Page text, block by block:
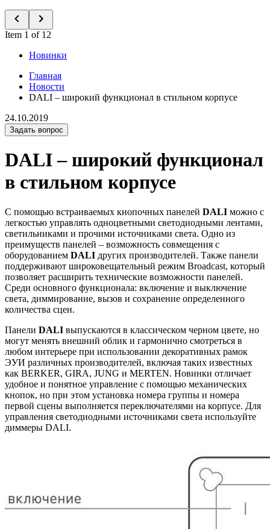
Item 1 of 12
Новинки
Главная
Новости
DALI – широкий функционал в стильном корпусе
24.10.2019
Задать вопрос
DALI – широкий функционал
в стильном корпусе
С помощью встраиваемых кнопочных панелей DALI можно с
легкостью управлять одноцветными светодиодными лентами,
светильниками и прочими источниками света. Одно из
преимуществ панелей – возможность совмещения с
оборудованием DALI других производителей. Также панели
поддерживают широковещательный режим Broadcast, который
позволяет расширить технические возможности панелей.
Среди основного функционала: включение и выключение
света, диммирование, вызов и сохранение определенного
количества сцен.
Панели DALI выпускаются в классическом черном цвете, но
могут менять внешний облик и гармонично смотреться в
любом интерьере при использовании декоративных рамок
ЭУИ различных производителей, включая таких известных
как BERKER, GIRA, JUNG и MERTEN. Новинки отличает
удобное и понятное управление с помощью механических
кнопок, но при этом установка номера группы и номера
первой сцены выполняется переключателями на корпусе. Для
управления светодиодными источниками света используйте
диммеры DALI.